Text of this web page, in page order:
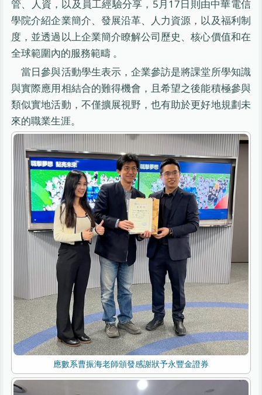
管、人資，以及員工經驗分享，5月17日則由中華電信
學院介紹企業簡介、發展沿革、人力資源，以及福利制
度，並透過以上企業簡介瞭解公司歷史、核心價值和在
全球範圍內的服務範疇 。
當日參與活動學生表示，企業參訪是將課堂所學知識
與實際應用相結合的難得機會，且希望之後能積極參與
類似實地活動，不僅擴展視野，也有助於更好地規劃未
來的職業生涯。
應數系曹振海老師頒發感謝狀予永豐金證券